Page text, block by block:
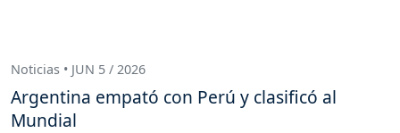
Noticias • JUN 5 / 2026
Argentina empató con Perú y clasificó al
Mundial